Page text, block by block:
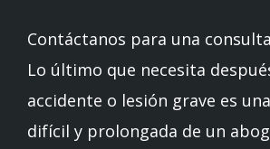
Contáctanos para una
Lo último que necesita
accidente o lesión grave es
difícil y prolongada de un